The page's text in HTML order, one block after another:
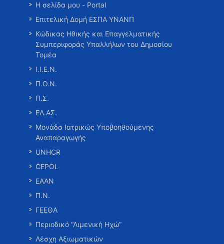
Η σελίδα μου - Portal
Επιτελική Δομή ΕΣΠΑ ΥΝΑΝΠ
Κώδικας Ηθικής και Επαγγελματικής
Συμπεριφοράς Υπαλλήλων του Δημοσίου
Τομέα
Ι.Ι.Ε.Ν.
Π.Ο.Ν.
Π.Σ.
ΕΛ.ΑΣ.
Μονάδα Ιατρικώς Υποβοηθούμενης
Αναπαραγωγής
UNHCR
CEPOL
ΕΑΑΝ
Π.Ν.
ΓΕΕΘΑ
Περιοδικό “Λιμενική Ηχώ”
Λέσχη Αξιωματικών